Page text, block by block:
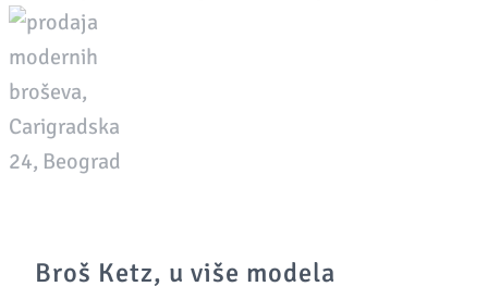
Broš Ketz, u više modela